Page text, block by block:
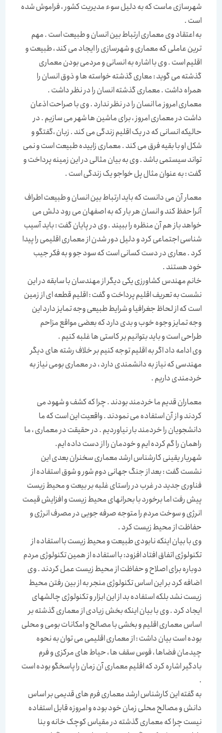
شهرسازی ماست که به دلیل سوء مدیریت کشور ، فراموش شده
است .
به اعتقاد وی معماری ارتباط بین انسان و طبیعت است . مهم
ترین عاملی که معماری و شهرسازی را ایجاد می کند ، طبیعت و
اقلیم است . وی با اشاره به انسانی و مردمی بودن معماری
گذشته می گوید : معاری گذشته خواسته ها و ذوق انسان را
همراه داشت . معماری گذشته انسان را در نظر داشت .
معماری امروز ما انسان را در نظر ندارد . وی با صراحت اذعان
داشت در معماری امروز ، برای ماشین ها شهر می سازیم . در
حالیکه انسانی که در یک اقلیم زندگی می کند . زبان ،گفتگو و
شکل او با بقیه فرق می کند . معماری زاییده طبیعت است و نمی
تواند سیستمی باشد . وی به بیان مثالی در این زمینه پرداخت و
گفت : به عنوان مثال پل خواجو یک زندگی است .
معمار آن می دانست که باید ارتباط بین انسان و طبیعت اطراف
آنرا حفظ کند و انسان هر بار که به اصفهان می رود دلش می
خواهد باز هم آن منظره را ببیند . وی در پایان گفت : باید آسیب
شناسی اجتماعی کرد و دلیل دور شدن از معماری اقلیمی را پیدا
کرد . معاری در دست کسانی است که سود جو و به فکر جیب
خود هستند .
خانم مهندس کشاورزی یکی دیگر از مهندسان با سابقه در این
نشست به تعریف اقلیم پرداخت و گفت : اقلیم قطعه ای از زمین
است که از لحاظ جغرافیا و شرایط طبیعی وجه تمایز دارد این
وجه تمایز وجوه خوب و بدی دارد که بعضی مواقع مزاحم
طراحی است و باید بتوانیم بر کاستی ها غلبه کنیم .
وی ادامه داد اگر به اقلیم توجه کنیم بر خلاف رشته های دیگر
مهندسی که نیاز به دانشمندی دارد ، در معماری بومی نیاز به
خردمندی داریم .
معماران قدیم ما خردمند بودند . چرا که کشف و شهود می
کردند و از آن استفاده می نمودند . واقعیت این است که ما
دانشجویان را خردمند بار نیاوردیم . در حقیقت در معماری ، ما
راهمان را گم کرده ایم و خودمان را از دست داده ایم.
شهریار یقینی کارشناس ارشد معماری سخنران بعدی این
نشست گفت : بعد از جنگ جهانی دوم شور و شوق استفاده از
فناوری جدید در غرب در راستای غلبه بر بیعت و محیط زیست
پیش رفت اما برخورد با بحرانهای محیط زیست و افزایش قیمت
انرژی و سوخت مردم را متوجه صرفه جویی در مصرف انرژی و
حفاظت از محیط زیست کرد .
وی با بیان اینکه نابودی طبیعت و محیط زیست با استفاده از
تکنولوژی اتفاق افتاد افزود: با استفاده از همین تکنولوژی مردم
دوباره برای اصلاح و حفاظت از محیط زیست عمل کردند . وی
اضافه کرد بر این اساس تکنولوژی منجر به از بین رفتن محیط
زیست نشد بلکه استفاده بد از این ابزار و تکنولوژی چالشهای
ایجاد کرد . وی با بیان اینکه بخش زیادی از معماری گذشته بر
اساس معماری اقلیم و بخشی با مصالح و امکانات بومی و محلی
بوده است بیان داشت : از معماری اقلیمی می توان به نحوه
چیدمان فضاها ، قوس سقف ها ، حیاط های مرکزی و فرم
بادگیر اشاره کرد که اقلیم معماری آن زمان را پاسخگو بوده است
به گفته این کارشناس ارشد معماری فرم های قدیمی بر اساس
دانش و مصالح محلی زمان خود بوده و امروزه قابل استفاده
نیست چرا که معماری گذشته در مقیاس کوچک خانه و بنا